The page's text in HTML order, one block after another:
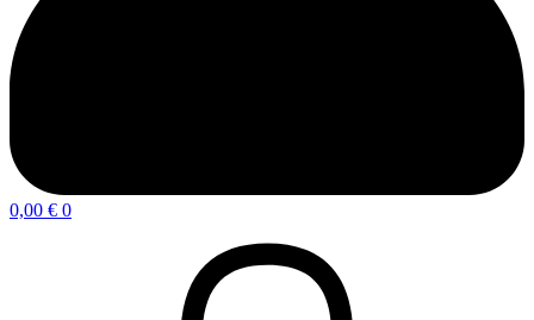
0,00 € 0